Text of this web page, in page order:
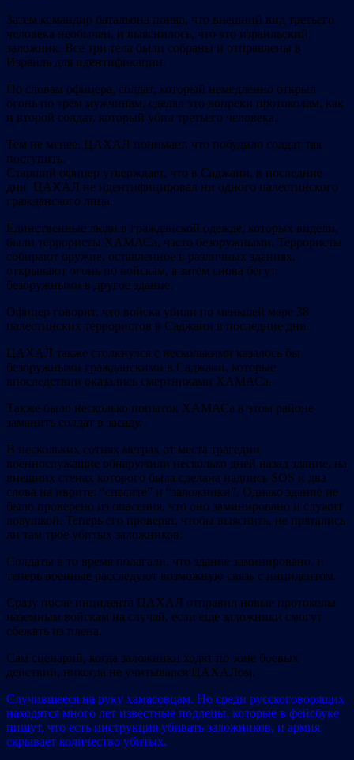
Затем командир батальона понял, что внешний вид третьего
человека необычен, и выяснилось, что это израильский
заложник. Все три тела были собраны и отправлены в
Израиль для идентификации.
По словам офицера, солдат, который немедленно открыл
огонь по трем мужчинам, сделал это вопреки протоколам, как
и второй солдат, который убил третьего человека.
Тем не менее, ЦАХАЛ понимает, что побудило солдат так
поступить.
Старший офицер утверждает, что в Саджаии, в последние
дни ЦАХАЛ не идентифицировал ни одного палестинского
гражданского лица.
Единственные люди в гражданской одежде, которых видели,
были террористы ХАМАСа, часто безоружными. Террористы
собирают оружие, оставленное в различных зданиях,
открывают огонь по войскам, а затем снова бегут
безоружными в другое здание.
Офицер говорит, что войска убили по меньшей мере 38
палестинских террористов в Саджаии в последние дни.
ЦАХАЛ также столкнулся с несколькими казалось бы
безоружными гражданскими в Саджаии, которые
впоследствии оказались смертниками ХАМАСа.
Также было несколько попыток ХАМАСа в этом районе
заманить солдат в засаду.
В нескольких сотнях метрах от места трагедии
военнослужащие обнаружили несколько дней назад здание, на
внешних стенах которого была сделана надпись SOS и два
слова на иврите: “спасите” и “заложники”. Однако здание не
было проверено из опасения, что оно заминировано и служит
ловушкой. Теперь его проверят, чтобы выяснить, не прятались
ли там трое убитых заложников.
Солдаты в то время полагали, что здание заминировано, и
теперь военные расследуют возможную связь с инцидентом.
Сразу после инцидента ЦАХАЛ отправил новые протоколы
наземным войскам на случай, если еще заложники смогут
сбежать из плена.
Сам сценарий, когда заложники ходят по зоне боевых
действий, никогда не учитывался ЦАХАЛом.
Случившееся на руку хамасовцам. Но среди русскоговорящих
находятся много лет известные подлецы, которые в фейсбуке
пишут, что есть инструкция убивать заложников, и армия
скрывает количество убитых.